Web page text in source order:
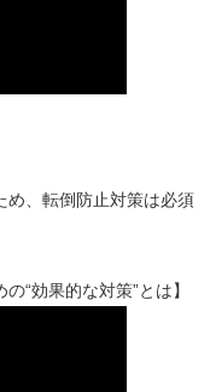
め、転倒防止対策は必須
“効果的な対策”とは】